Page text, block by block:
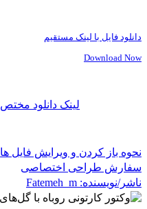
فایل با لینک مستقیم
Download
لینک دانلود مختص
باز کردن و ویرایش فایل ها
طراحی اختصاصی
نویسنده:Fatemeh_m